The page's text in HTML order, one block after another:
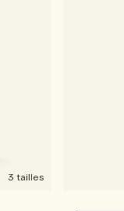
3 tailles